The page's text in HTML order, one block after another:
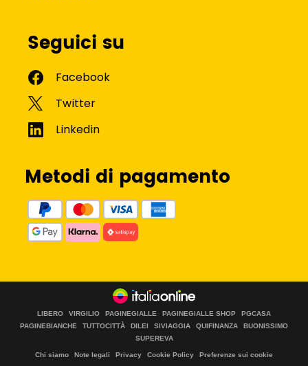
Seguici su
Metodi di pagamento
LIBERO VIRGILIO PAGINEGIALLE PAGINEGIALLE SHOP
PGCASA
PAGINEBIANCHE
TUTTOCITTÀ DILEI SIVIAGGIA QUIFINANZA
BUONISSIMO
SUPEREVA
Chi siamo Note legali Privacy Cookie Policy Preferenze sui cookie